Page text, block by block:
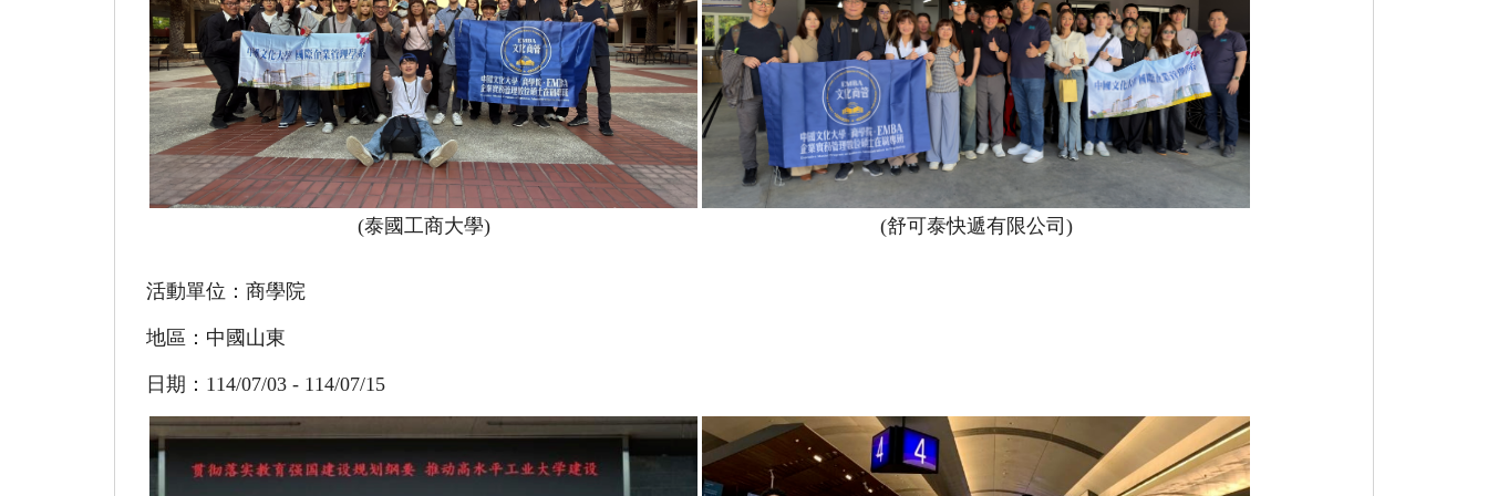
(泰國工商大學) (舒可泰快遞有限公司)
活動單位：商學院
地區：中國山東
日期：114/07/03 - 114/07/15